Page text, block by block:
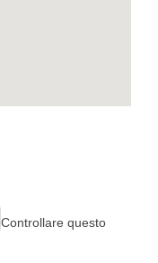
Controllare questo